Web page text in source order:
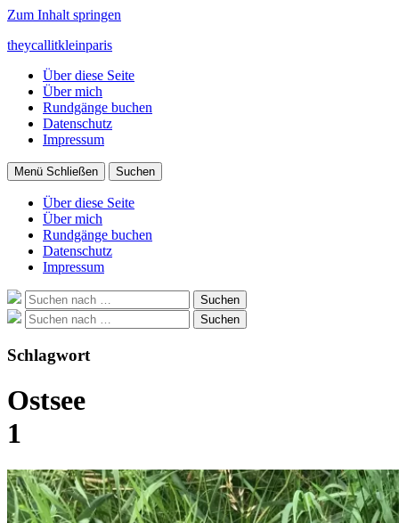
Zum Inhalt springen
theycallitkleinparis
Über diese Seite
Über mich
Rundgänge buchen
Datenschutz
Impressum
Menü Schließen Suchen
Über diese Seite
Über mich
Rundgänge buchen
Datenschutz
Impressum
Suche
nach:
Suchen
Suche
nach:
Suchen
Schlagwort
Ostsee
1